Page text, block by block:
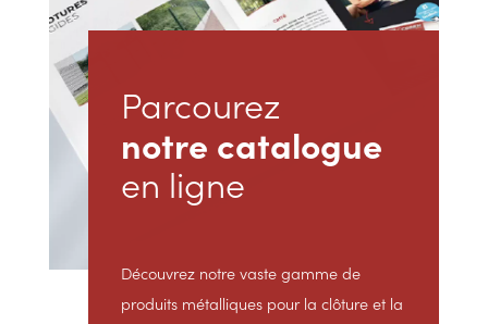
Parcourez
notre catalogue
en ligne
Découvrez notre vaste gamme de
produits métalliques pour la clôture et la